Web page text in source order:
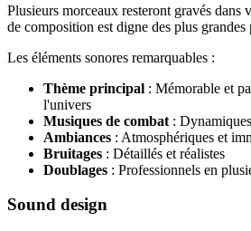
Plusieurs morceaux resteront gravés dans
de composition est digne des plus grandes
Les éléments sonores remarquables :
Thème principal : Mémorable et
l'univers
Musiques de combat :
Ambiances : Atmosphériques et
Bruitages : Détaillés et réalistes
Doublages : Professionnels en
Sound design